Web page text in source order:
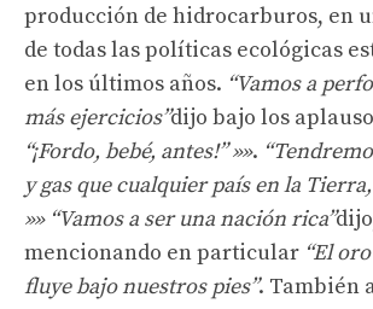
producción de hidrocarburos, en
de todas las políticas ecológicas
en los últimos años. “Vamos a
más ejercicios”dijo bajo los
“¡Fordo, bebé, antes!” »».
y gas que cualquier país en la
»» “Vamos a ser una nación rica”
mencionando en particular “El
fluye bajo nuestros pies”. También